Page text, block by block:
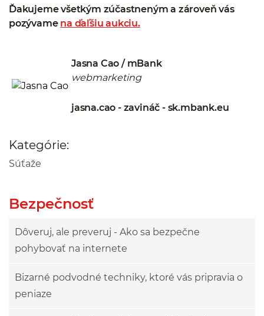
Ďakujeme všetkým zúčastneným a zároveň vás
pozývame na ďaľšiu aukciu.
Jasna Cao / mBank
webmarketing
jasna.cao - zavináč - sk.mbank.eu
Kategórie:
Súťaže
Bezpečnosť
Dôveruj, ale preveruj - Ako sa bezpečne
pohybovať na internete
Bizarné podvodné techniky, ktoré vás pripravia o
peniaze